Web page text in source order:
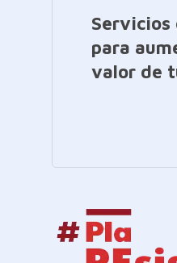
Servicios
para
valor de